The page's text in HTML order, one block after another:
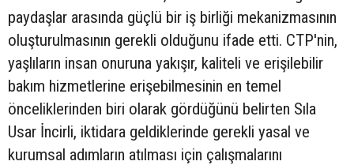
paydaşlar arasında güçlü bir iş birliği mekanizmasının
oluşturulmasının gerekli olduğunu ifade etti. CTP'nin,
yaşlıların insan onuruna yakışır, kaliteli ve erişilebilir
bakım hizmetlerine erişebilmesinin en temel
önceliklerinden biri olarak gördüğünü belirten Sıla
Usar İncirli, iktidara geldiklerinde gerekli yasal ve
kurumsal adımların atılması için çalışmalarını